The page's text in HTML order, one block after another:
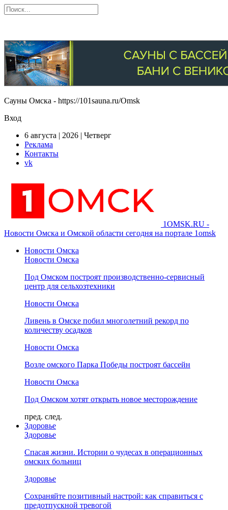
Сауны Омска - https://101sauna.ru/Omsk
Вход
6 августа | 2026 | Четверг
Реклама
Контакты
vk
1OMSK.RU -
Новости Омска и Омской области сегодня на портале 1omsk
Новости Омска
Новости Омска
Под Омском построят производственно-сервисный
центр для сельхозтехники
Новости Омска
Ливень в Омске побил многолетний рекорд по
количеству осадков
Новости Омска
Возле омского Парка Победы построят бассейн
Новости Омска
Под Омском хотят открыть новое месторождение
пред. след.
Здоровье
Здоровье
Спасая жизни. Истории о чудесах в операционных
омских больниц
Здоровье
Сохраняйте позитивный настрой: как справиться с
предотпускной тревогой